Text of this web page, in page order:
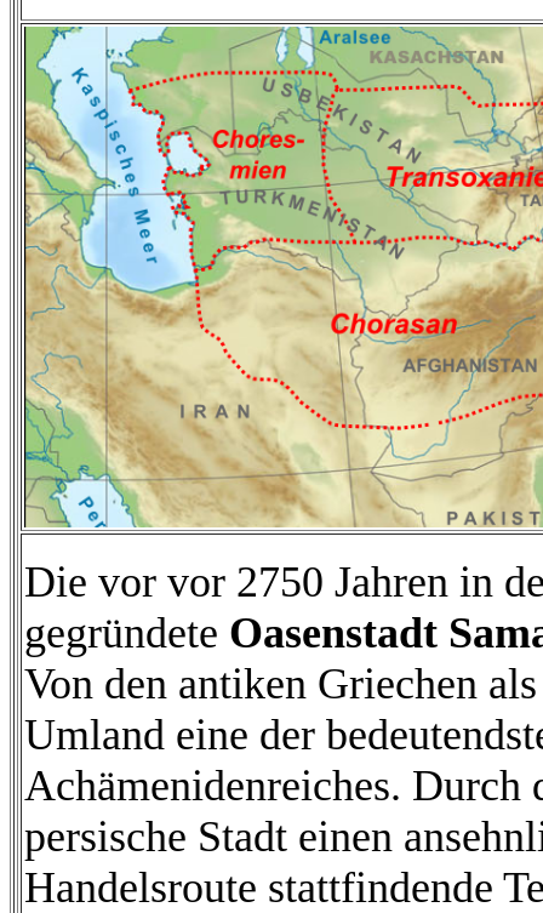
Die vor vor 2750 Jahren in
gegründete Oasenstadt
Von den antiken Griechen
Umland eine der
Achämenidenreiches. Durch
persische Stadt einen
Handelsroute stattfindende